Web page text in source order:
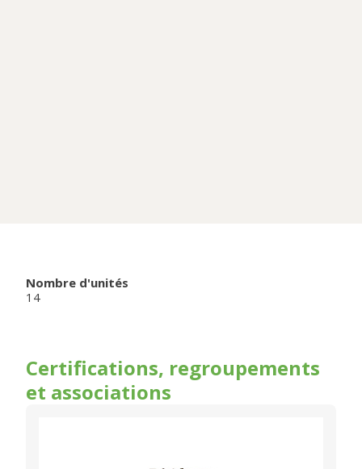
Nombre d'unités
14
Certifications, regroupements
et associations